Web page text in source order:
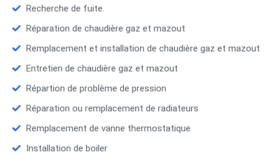
Recherche de fuite.
Réparation de chaudière gaz et mazout
Remplacement et installation de chaudière gaz et mazout
Entretien de chaudière gaz et mazout
Répartion de problème de pression
Réparation ou remplacement de radiateurs
Remplacement de vanne thermostatique
Installation de boiler